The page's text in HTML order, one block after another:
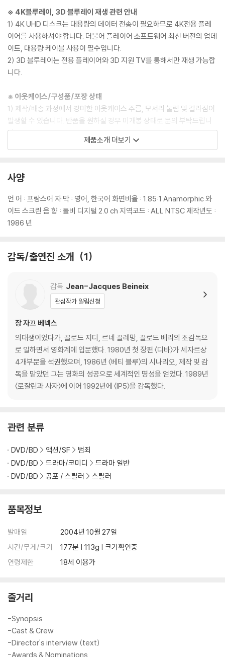
※ 4K블루레이, 3D 블루레이 재생 관련 안내
1) 4K UHD 디스크는 대용량의 데이터 전송이 필요하므로 4K전용 플레
이어를 사용하셔야 합니다. 더불어 플레이어 소프트웨어 최신 버전의 업데
이트, 대용량 케이블 사용이 필수입니다.
2) 3D 블루레이는 전용 플레이어와 3D 지원 TV를 통해서만 재생 가능합
니다.
※ 아웃케이스/구성품/포장 상태
1) 제작/배송 과정에서 경미한 아웃케이스 주름, 모서리 눌림 및 갈라짐이
발생할 수 있습니다. 반품을 원하실 경우 미개봉 상태로 문의 부탁드립니
다.
2) 스틸북 케이스 제작 과정에서 기포 혹은 경미한 인쇄 오류가 발생할 수
름 손상에 의한 교환/반품은 불가합니다.
4) 본품 보호를 위해 노란색의 카톤 박스로 재포장한 경우, 카톤박스 손상
에 의한 교환/반품은 불가합니다.
5) 아웃케이스/구성품/포장 상태 불량에 의한 교환/반품 신청시 불량 확
인을 위해 개봉 시의 동영상을 요청할 수 있으며, 동영상이 없는 경우 교
가하니 최신 소프트웨어로 업데이트된 DVD/BD 전용 기기에서 재생하실
것을 권유해 드립니다.
를 마른 천으로 닦으시거나, DVD 클리너 등 전용 제품을 이용하면 대부분
해결됩니다.
3) 일부 PC 연결형 ODD의 경우 호환 상의 문제로 정상적인 디스크도 재
생이 불가능한 경우가 있습니다. 독립형 전용 플레이어 사용을 권장드리
며, ODD 사용으로 인한 재생 불량의 경우 교환 시에도 동일한 오류가 발
생할 수 있음을 알려드립니다.
디스크에 미세한 잔 흠집이 남아있거나 인쇄 면이 깨끗하지 않은 경우가
있으며, 상품의 불량이 아닙니다. 단, 재생에 이상이 있는 경우에는 불량으
로 인한 반품/교환이 가능합니다.
※ 교환/반품 안내
다.
문의 바랍니다.
2) 사양 오인지, 오 구매, 변심 사유로의 반품은 제품 개봉 전에만 운임비
3) 스틸북 한정판, 초회 한정판의 경우 제작 수량이 한정되어 있고, 택배
택을 부탁드립니다.
4) 한정판 상품의 변심, 오구매로 인한 반품은 회송된 상품의 상태 확인 후
진행이 가능합니다. 택배 이동 중 파손이 발생하지 않도록 완충 포장을 부
탁드립니다.
제품소개 더보기
사양
언 어 : 프랑스어 자 막 : 영어, 한국어 화면비율 : 1.85:1 Anamorphic 와
이드 스크린 음 향 : 돌비 디지털 2.0 ch 지역코드 : ALL NTSC 제작년도 :
1986 년
감독/출연진 소개 1
감독 Jean-Jacques Beineix
관심작가 알림신청
장 자끄 베넥스
의대생이었다가, 끌로드 지디, 르네 끌레망, 끌로드 베리의 조감독으
로 일하면서 영화계에 입문했다. 1980년 첫 장편 〈디바〉가 세자르상
4개부문을 석권했으며, 1986년 〈베티 블루〉의 시나리오, 제작 및 감
독을 맡았던 그는 영화의 성공으로 세계적인 명성을 얻었다. 1989년
〈로잘린과 사자〉에 이어 1992년에 〈IP5〉을 감독했다.
관련 분류
DVD/BD 액션/SF
범죄
DVD/BD
드라마/코미디
드라마 일반
DVD/BD
공포 / 스릴러 스릴러
품목정보
발매일
2004년 10월 27일
시간/무게/크기
177분 | 113g | 크기확인중
연령제한
18세 이용가
줄거리
-Synopsis
-Cast & Crew
-Director's interview (text)
-Awards & Nominations